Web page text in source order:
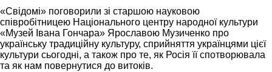
«Свідомі» поговорили зі старшою науковою
співробітницею Національного центру народної культури
«Музей Івана Гончара» Ярославою Музиченко про
українську традиційну культуру, сприйняття українцями цієї
культури сьогодні, а також про те, як Росія її спотворювала
та як нам повернутися до витоків.